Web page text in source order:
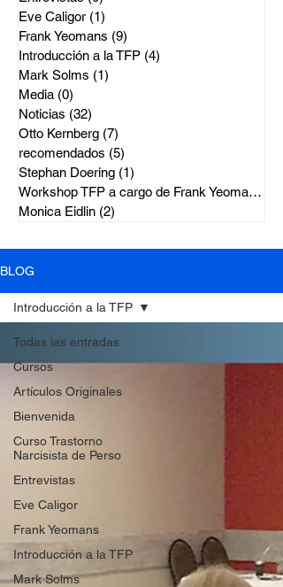
Eve Caligor (1)
Frank Yeomans (9)
Introducción a la TFP (4)
Mark Solms (1)
Media (0)
Noticias (32)
Otto Kernberg (7)
recomendados (5)
Stephan Doering (1)
Workshop TFP a cargo de Frank Yeoma
(2)
Monica Eidlin (2)
BLOG
Todas las entradas
Cursos
Artículos Originales
Bienvenida
Curso Trastorno
Narcisista de Perso
Entrevistas
Eve Caligor
Frank Yeomans
Introducción a la TFP
Mark Solms
Introducción a la TFP